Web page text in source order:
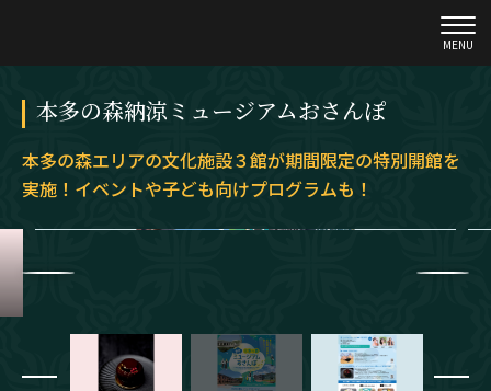
MENU
本多の森納涼ミュージアムおさんぽ
本多の森エリアの文化施設３館が期間限定の特別開館を
実施！イベントや子ども向けプログラムも！